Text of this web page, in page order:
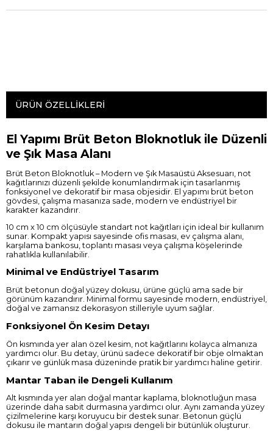
ÜRÜN ÖZELLIKLERI
El Yapımı Brüt Beton Bloknotluk ile Düzenli
ve Şık Masa Alanı
Brüt Beton Bloknotluk – Modern ve Şık Masaüstü Aksesuarı, not
kağıtlarınızı düzenli şekilde konumlandırmak için tasarlanmış
fonksiyonel ve dekoratif bir masa objesidir. El yapımı brüt beton
gövdesi, çalışma masanıza sade, modern ve endüstriyel bir
karakter kazandırır.
10 cm x 10 cm ölçüsüyle standart not kağıtları için ideal bir kullanım
sunar. Kompakt yapısı sayesinde ofis masası, ev çalışma alanı,
karşılama bankosu, toplantı masası veya çalışma köşelerinde
rahatlıkla kullanılabilir.
Minimal ve Endüstriyel Tasarım
Brüt betonun doğal yüzey dokusu, ürüne güçlü ama sade bir
görünüm kazandırır. Minimal formu sayesinde modern, endüstriyel,
doğal ve zamansız dekorasyon stilleriyle uyum sağlar.
Fonksiyonel Ön Kesim Detayı
Ön kısmında yer alan özel kesim, not kağıtlarını kolayca almanıza
yardımcı olur. Bu detay, ürünü sadece dekoratif bir obje olmaktan
çıkarır ve günlük masa düzeninde pratik bir yardımcı haline getirir.
Mantar Taban ile Dengeli Kullanım
Alt kısmında yer alan doğal mantar kaplama, bloknotluğun masa
üzerinde daha sabit durmasına yardımcı olur. Aynı zamanda yüzey
çizilmelerine karşı koruyucu bir destek sunar. Betonun güçlü
dokusu ile mantarın doğal yapısı dengeli bir bütünlük oluşturur.